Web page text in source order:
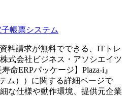
子帳票システム
料請求が無料でできる、ITトレ
株式会社ビジネス・アソシエイツ
命ERPパッケージ】 Plaza-i 』
ム）
）に関する詳細ページで
な仕様や動作環境、提供元企業